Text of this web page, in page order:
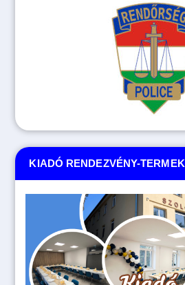
KIADÓ RENDEZVÉNY-TERMEK